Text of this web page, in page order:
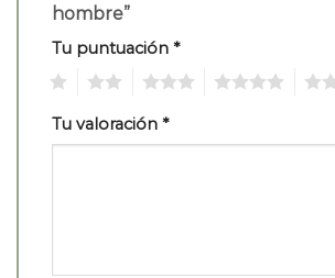
hombre”
Tu puntuación *
Tu valoración *